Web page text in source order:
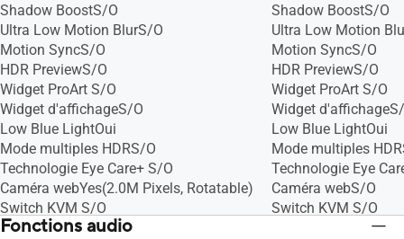
Shadow BoostS/O
Ultra Low Motion BlurS/O
Motion SyncS/O
HDR PreviewS/O
Widget ProArt S/O
Widget d'affichageS/O
Low Blue LightOui
Mode multiples HDRS/O
Technologie Eye Care+ S/O
Caméra webYes(2.0M Pixels, Rotatable)
Switch KVM S/O
Shadow BoostS/O
Ultra Low Motion
Motion SyncS/O
HDR PreviewS/O
Widget ProArt S/O
Widget
Low Blue LightOui
Mode multiples
Technologie Eye
Caméra webS/O
Switch KVM S/O
Fonctions audio